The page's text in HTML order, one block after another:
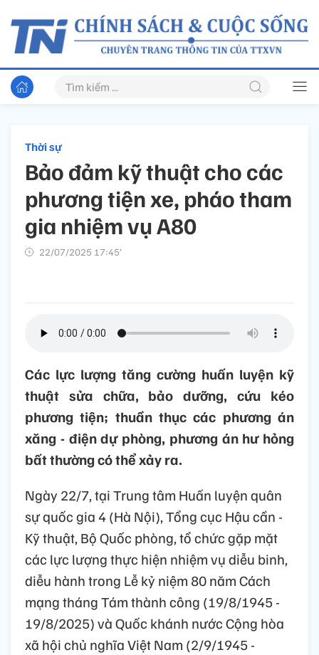
Thời sự
Bảo đảm kỹ thuật cho các
phương tiện xe, pháo tham
gia nhiệm vụ A80
22/07/2025 17:45’
Các lực lượng tăng cường huấn luyện kỹ
thuật sửa chữa, bảo dưỡng, cứu kéo
phương tiện; thuần thục các phương án
xăng - điện dự phòng, phương án hư hỏng
bất thường có thể xảy ra.
Ngày 22/7, tại Trung tâm Huấn luyện quân
sự quốc gia 4 (Hà Nội), Tổng cục Hậu cần -
Kỹ thuật, Bộ Quốc phòng, tổ chức gặp mặt
các lực lượng thực hiện nhiệm vụ diễu binh,
diễu hành trong Lễ kỷ niệm 80 năm Cách
mạng tháng Tám thành công (19/8/1945 -
19/8/2025) và Quốc khánh nước Cộng hòa
xã hội chủ nghĩa Việt Nam (2/9/1945 -